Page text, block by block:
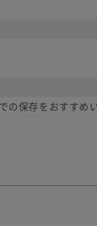
保存をおすすめ